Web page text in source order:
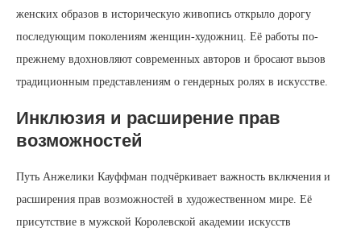
женских образов в историческую живопись открыло дорогу
последующим поколениям женщин-художниц. Её работы по-
прежнему вдохновляют современных авторов и бросают вызов
традиционным представлениям о гендерных ролях в искусстве.
Инклюзия и расширение прав
возможностей
Путь Анжелики Кауффман подчёркивает важность включения и
расширения прав возможностей в художественном мире. Её
присутствие в мужской Королевской академии искусств